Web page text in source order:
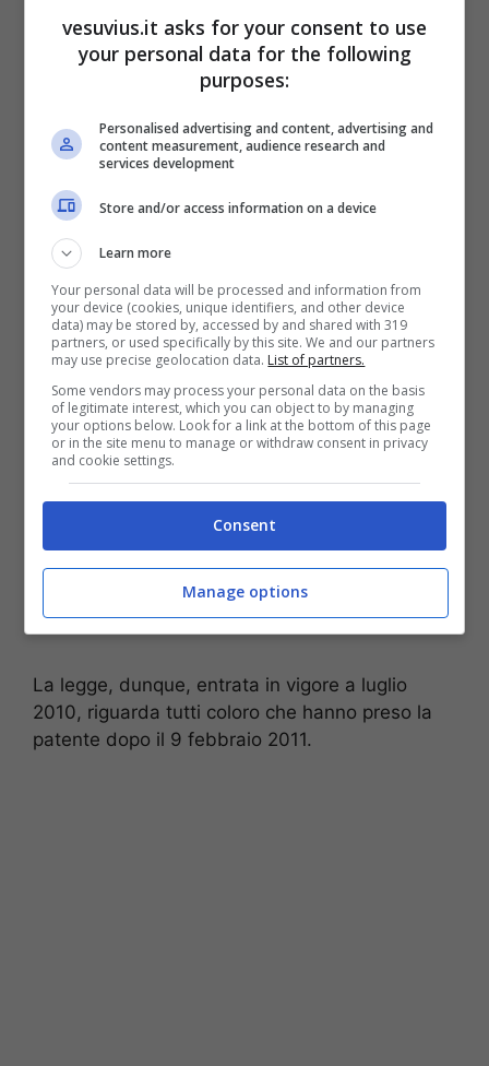
Strada:Ai titolari di patente di guida di
categoria B, per il primo anno dal rilascio, non
e’ consentita la guida di autoveicoli aventi
una potenza specifica, riferita alla tara,
superiore a 55 kW/t.Nel caso di veicoli di
categoria M1 (autovetture), si applica un
ulteriore limite di potenza massima pari a 70
patente di guida di categoria B rilasciata a
decorrere dal centottantesimo giorno
successivo alla data di entrata in vigore della
legge.
La legge, dunque, entrata in vigore a luglio
2010, riguarda tutti coloro che hanno preso la
patente dopo il 9 febbraio 2011.
vesuvius.it asks for your consent to use
your personal data for the following
purposes:
Personalised advertising and content, advertising and
content measurement, audience research and
services development
Store and/or access information on a device
Learn more
Your personal data will be processed and information from
your device (cookies, unique identifiers, and other device
data) may be stored by, accessed by and shared with 319
partners, or used specifically by this site. We and our partners
may use precise geolocation data. List of partners.
Some vendors may process your personal data on the basis
of legitimate interest, which you can object to by managing
your options below. Look for a link at the bottom of this page
or in the site menu to manage or withdraw consent in privacy
and cookie settings.
Consent
Manage options